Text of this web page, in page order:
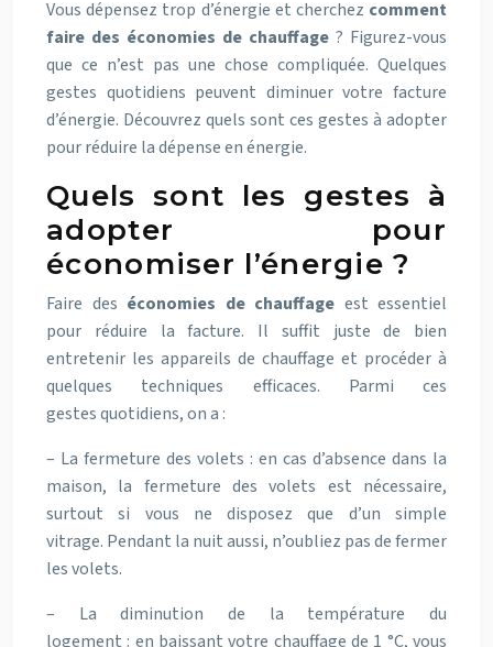
Vous dépensez trop d’énergie et cherchez comment
faire des économies de chauffage ? Figurez-vous
que ce n’est pas une chose compliquée. Quelques
gestes quotidiens peuvent diminuer votre facture
d’énergie. Découvrez quels sont ces gestes à adopter
pour réduire la dépense en énergie.
Quels sont les gestes à
adopter pour
économiser l’énergie ?
Faire des économies de chauffage est essentiel
pour réduire la facture. Il suffit juste de bien
entretenir les appareils de chauffage et procéder à
quelques techniques efficaces. Parmi ces
gestes quotidiens, on a :
– La fermeture des volets : en cas d’absence dans la
maison, la fermeture des volets est nécessaire,
surtout si vous ne disposez que d’un simple
vitrage. Pendant la nuit aussi, n’oubliez pas de fermer
les volets.
– La diminution de la température du
logement : en baissant votre chauffage de 1 °C, vous